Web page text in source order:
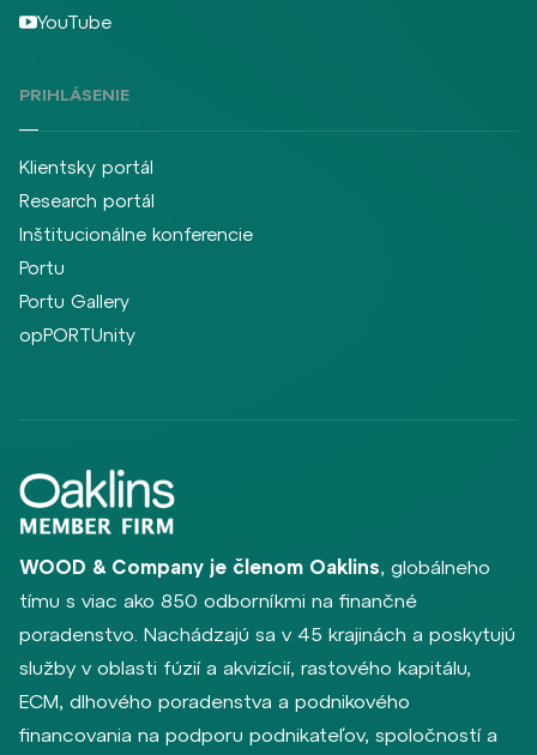
YouTube
PRIHLÁSENIE
Klientsky portál
Research portál
Inštitucionálne konferencie
Portu
Portu Gallery
opPORTUnity
WOOD & Company je členom Oaklins, globálneho
tímu s viac ako 850 odborníkmi na finančné
poradenstvo. Nachádzajú sa v 45 krajinách a poskytujú
služby v oblasti fúzií a akvizícií, rastového kapitálu,
ECM, dlhového poradenstva a podnikového
financovania na podporu podnikateľov, spoločností a